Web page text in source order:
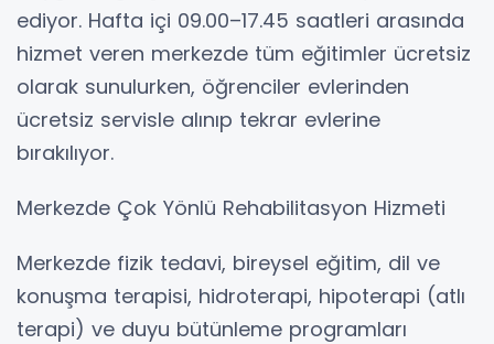
ediyor. Hafta içi 09.00–17.45 saatleri arasında
hizmet veren merkezde tüm eğitimler ücretsiz
olarak sunulurken, öğrenciler evlerinden
ücretsiz servisle alınıp tekrar evlerine
bırakılıyor.
Merkezde Çok Yönlü Rehabilitasyon Hizmeti
Merkezde fizik tedavi, bireysel eğitim, dil ve
konuşma terapisi, hidroterapi, hipoterapi (atlı
terapi) ve duyu bütünleme programları